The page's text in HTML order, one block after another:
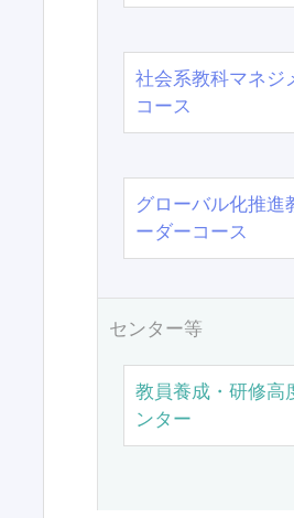
社会系教科マネジ
コース
グローバル化推進
ーダーコース
センター等
教員養成・研修高
ンター